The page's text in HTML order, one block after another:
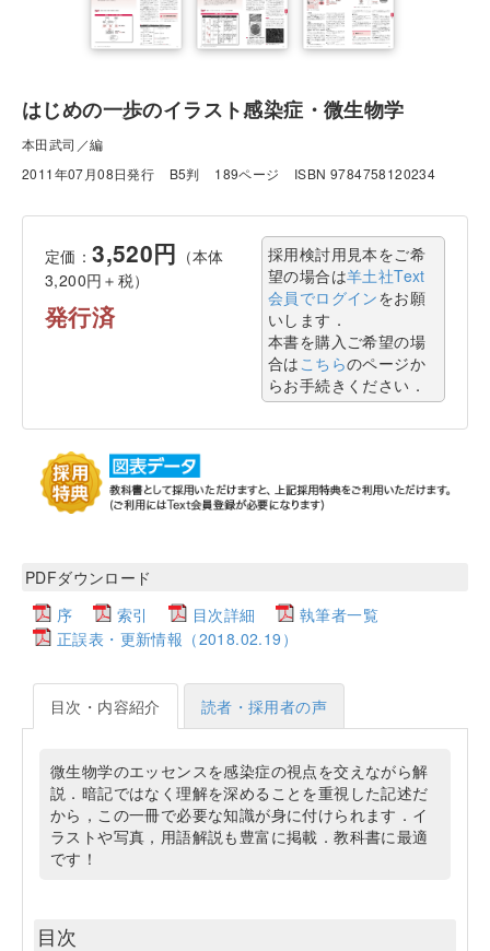
はじめの一歩のイラスト感染症・微生物学
本田武司／編
2011年07月08日発行
B5判 189ページ ISBN 9784758120234
定価：3,520円 （本体
3,200円＋税）
発行済
採用検討用見本をご希
望の場合は羊土社Text
会員でログインをお願
いします．
本書を購入ご希望の場
合はこちらのページか
らお手続きください．
PDFダウンロード
序
索引 目次詳細
執筆者一覧
正誤表・更新情報（2018.02.19）
目次・内容紹介 読者・採用者の声
微生物学のエッセンスを感染症の視点を交えながら解
説．暗記ではなく理解を深めることを重視した記述だ
から，この一冊で必要な知識が身に付けられます．イ
ラストや写真，用語解説も豊富に掲載．教科書に最適
です！
目次